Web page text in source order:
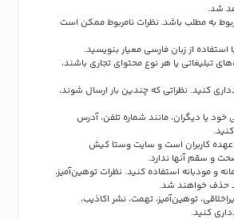
شد.
به مطلب باشد. نظرات نامربوط ممکن است
استفاده از زبان فارسی معیار بنویسید.
تبلیغاتی یا هر نوع محتوای تجاری باشند،
کنید. نظراتی که چندین بار ارسال شوند،
یا دیگران، مانند شماره تلفن، آدرس
کاربران است و سایت وستا کیش
و سقم آنها ندارد.
و مودبانه استفاده کنید. نظرات توهین‌آمیز،
حذف خواهند شد.
توهین‌آمیز، تهمت، نشر اکاذیب،
کنید.